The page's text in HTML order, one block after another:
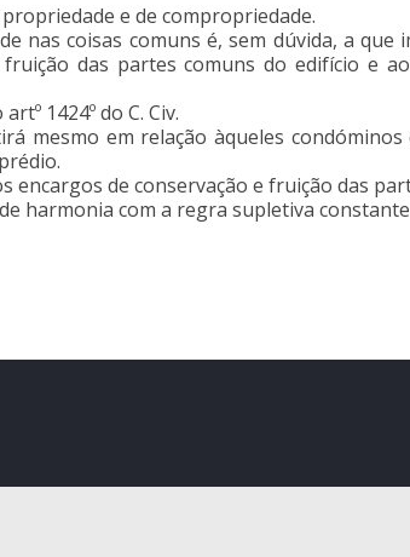
e de compropriedade.
nas coisas comuns é, sem dúvida, a que
das partes comuns do edifício e
1424º do C. Civ.
mesmo em relação àqueles
de conservação e fruição das
com a regra supletiva constante